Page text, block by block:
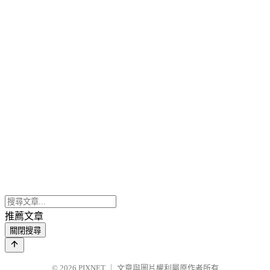
推薦文章
關閉搜尋
© 2026 PIXNET 文章與圖片權利屬原作者所有